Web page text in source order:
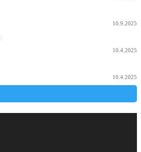
10.9.2025
10.4.2025
10.4.2025